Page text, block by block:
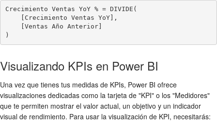
Crecimiento Ventas YoY % = DIVIDE(
)
Visualizando KPIs en Power BI
Una vez que tienes tus medidas de KPIs, Power BI ofrece
visualizaciones dedicadas como la tarjeta de "KPI" o los "Medidores"
que te permiten mostrar el valor actual, un objetivo y un indicador
visual de rendimiento. Para usar la visualización de KPI, necesitarás: